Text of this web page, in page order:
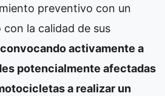
preventivo con un
la calidad de sus
convocando activamente a
potencialmente afectadas
a realizar un